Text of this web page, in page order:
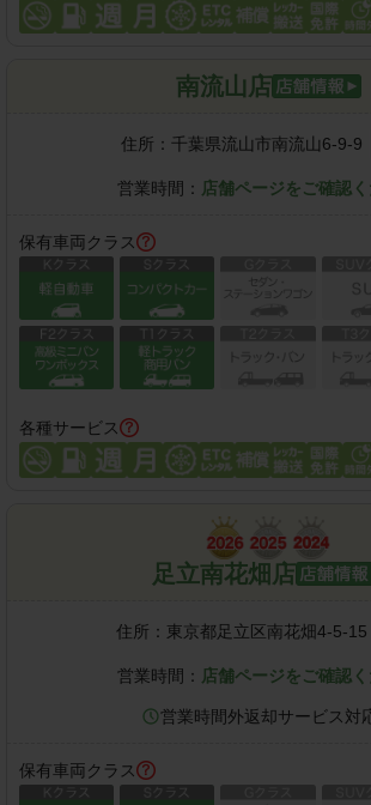
南流山店
住所： 千葉県流山市南流山6-9-9
営業時間： 店舗ページをご確認
保有車両クラス
各種サービス
足立南花畑店
住所： 東京都足立区南花畑4-5-15
営業時間： 店舗ページをご確認
営業時間外返却サービス対
保有車両クラス